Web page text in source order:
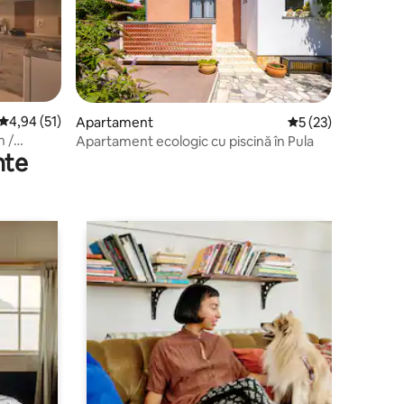
mediu de 4,94 din 5, 51 recenzii
4,94 (51)
/
Apartament Scor mediu de 5
5 (23)
Apartament ecologic cu piscină în Pula